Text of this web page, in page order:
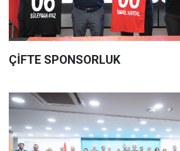
ÇİFTE SPONSORLUK